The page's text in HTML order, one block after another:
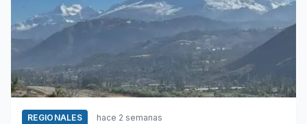
REGIONALES hace 2 semanas